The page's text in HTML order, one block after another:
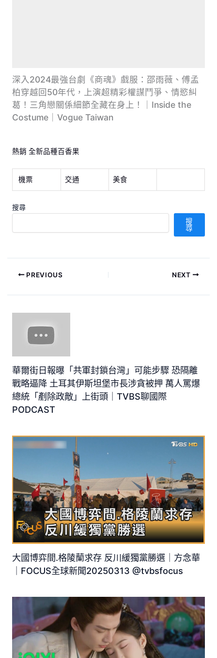
深入2024最強台劇《商魂》戲服：邵雨薇、傅孟
柏穿越回50年代，上演超精彩權謀鬥爭、情慾糾
葛！三角戀關係細節全藏在身上！｜Inside the
Costume｜Vogue Taiwan
熱銷 全新品種百香果
機票 交通 美食
搜尋
搜
尋
PREVIOUS NEXT
華爾街日報曝「共軍封鎖台灣」可能步驟 恐隔離
戰略逼降 土耳其伊斯坦堡市長涉貪被押 萬人罵爆
總統「剷除政敵」上街頭｜TVBS聊國際
PODCAST
大國博弈間.格陵蘭求存 反川緩獨黨勝選｜方念華
｜FOCUS全球新聞20250313 @tvbsfocus